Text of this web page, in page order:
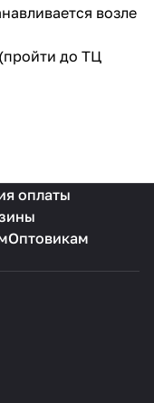
возле
до ТЦ
оплаты
Оптовикам